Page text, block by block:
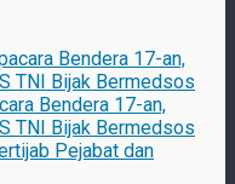
Bendera 17-an,
TNI Bijak Bermedsos